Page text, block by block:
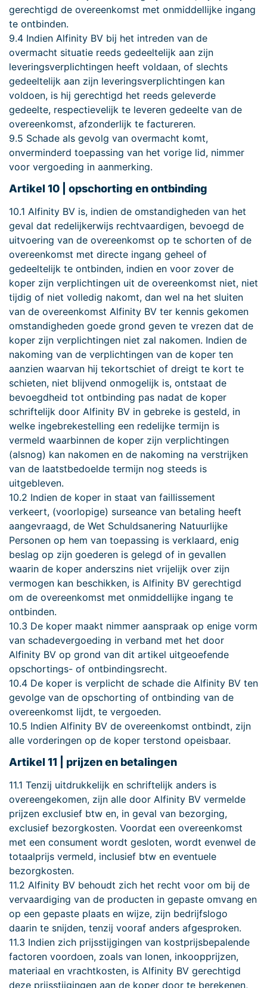
gerechtigd de overeenkomst met onmiddellijke ingang
te ontbinden.
9.4 Indien Alfinity BV bij het intreden van de
overmacht situatie reeds gedeeltelijk aan zijn
leveringsverplichtingen heeft voldaan, of slechts
gedeeltelijk aan zijn leveringsverplichtingen kan
voldoen, is hij gerechtigd het reeds geleverde
gedeelte, respectievelijk te leveren gedeelte van de
overeenkomst, afzonderlijk te factureren.
9.5 Schade als gevolg van overmacht komt,
onverminderd toepassing van het vorige lid, nimmer
voor vergoeding in aanmerking.
Artikel 10 | opschorting en ontbinding
10.1 Alfinity BV is, indien de omstandigheden van het
geval dat redelijkerwijs rechtvaardigen, bevoegd de
uitvoering van de overeenkomst op te schorten of de
overeenkomst met directe ingang geheel of
gedeeltelijk te ontbinden, indien en voor zover de
koper zijn verplichtingen uit de overeenkomst niet, niet
tijdig of niet volledig nakomt, dan wel na het sluiten
van de overeenkomst Alfinity BV ter kennis gekomen
omstandigheden goede grond geven te vrezen dat de
koper zijn verplichtingen niet zal nakomen. Indien de
nakoming van de verplichtingen van de koper ten
aanzien waarvan hij tekortschiet of dreigt te kort te
schieten, niet blijvend onmogelijk is, ontstaat de
bevoegdheid tot ontbinding pas nadat de koper
schriftelijk door Alfinity BV in gebreke is gesteld, in
welke ingebrekestelling een redelijke termijn is
vermeld waarbinnen de koper zijn verplichtingen
(alsnog) kan nakomen en de nakoming na verstrijken
van de laatstbedoelde termijn nog steeds is
uitgebleven.
10.2 Indien de koper in staat van faillissement
verkeert, (voorlopige) surseance van betaling heeft
aangevraagd, de Wet Schuldsanering Natuurlijke
Personen op hem van toepassing is verklaard, enig
beslag op zijn goederen is gelegd of in gevallen
waarin de koper anderszins niet vrijelijk over zijn
vermogen kan beschikken, is Alfinity BV gerechtigd
om de overeenkomst met onmiddellijke ingang te
ontbinden.
10.3 De koper maakt nimmer aanspraak op enige vorm
van schadevergoeding in verband met het door
Alfinity BV op grond van dit artikel uitgeoefende
opschortings- of ontbindingsrecht.
10.4 De koper is verplicht de schade die Alfinity BV ten
gevolge van de opschorting of ontbinding van de
overeenkomst lijdt, te vergoeden.
10.5 Indien Alfinity BV de overeenkomst ontbindt, zijn
alle vorderingen op de koper terstond opeisbaar.
Artikel 11 | prijzen en betalingen
11.1 Tenzij uitdrukkelijk en schriftelijk anders is
overeengekomen, zijn alle door Alfinity BV vermelde
prijzen exclusief btw en, in geval van bezorging,
exclusief bezorgkosten. Voordat een overeenkomst
met een consument wordt gesloten, wordt evenwel de
totaalprijs vermeld, inclusief btw en eventuele
bezorgkosten.
11.2 Alfinity BV behoudt zich het recht voor om bij de
vervaardiging van de producten in gepaste omvang en
op een gepaste plaats en wijze, zijn bedrijfslogo
daarin te snijden, tenzij vooraf anders afgesproken.
11.3 Indien zich prijsstijgingen van kostprijsbepalende
factoren voordoen, zoals van lonen, inkoopprijzen,
materiaal en vrachtkosten, is Alfinity BV gerechtigd
deze prijsstijgingen aan de koper door te berekenen,